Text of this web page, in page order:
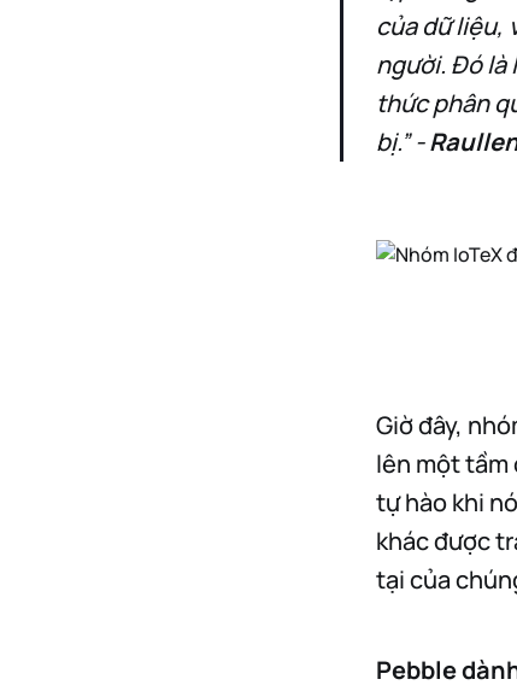
của dữ liệu,
người. Đó là
thức phân
bị.”-
Giờ đây,
lên một tầm
tự hào khi
khác được
tại của
Pebble